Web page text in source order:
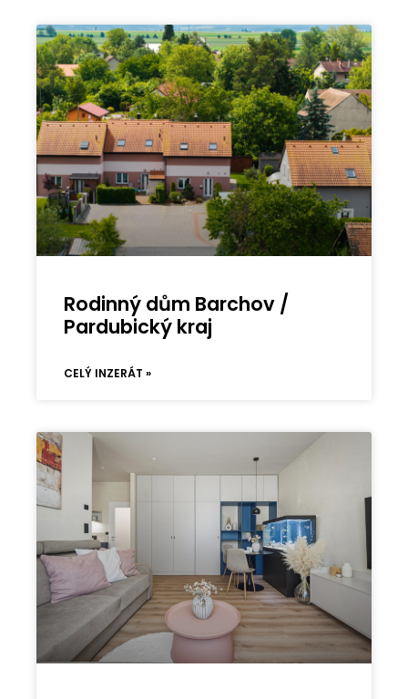
Rodinný dům Barchov /
Pardubický kraj
CELÝ INZERÁT »